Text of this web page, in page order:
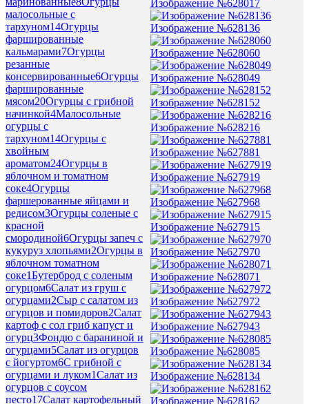
малосольные с
тархуном14Огурцы
фаршированные
кальмарами7Огурцы
резанные
консервированные6Огурцы
фаршированные
мясом20Огурцы с грибной
начинкой4Малосольные
огурцы с
тархуном14Огурцы с
хвойным
ароматом24Огурцы в
яблочном и томатном
соке4Огурцы
фаршерованные яйцами и
редисом3Огурцы соленые с
красной
смородиной6Огурцы запеч с
кукуруз хлопьями2Огурцы в
яблочном томатном
соке1Бутерброд с соленым
огурцом6Салат из груш с
огурцами2Сыр с салатом из
огурцов и помидоров2Салат
картоф с сол гриб капуст и
огурц3Фондю с бараниной и
огурцами5Салат из огурцов
с йогуртом6С грибной с
огурцами и луком1Салат из
огурцов с соусом
песто17Салат картофельный
Изображение №628017
Изображение №628136
Изображение №628060
Изображение №628049
Изображение №628152
Изображение №628216
Изображение №627881
Изображение №627919
Изображение №627968
Изображение №627915
Изображение №627970
Изображение №628071
Изображение №627972
Изображение №627943
Изображение №628085
Изображение №628134
Изображение №628162